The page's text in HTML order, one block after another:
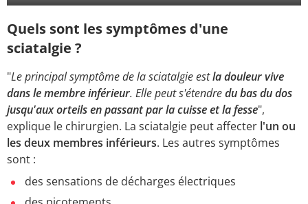
Quels sont les symptômes d'une
sciatalgie ?
"Le principal symptôme de la sciatalgie estla douleur vive
dans le membre inférieur. Elle peut s'étendredu bas du dos
jusqu'aux orteils en passant par la cuisse et la fesse",
explique le chirurgien. La sciatalgie peut affecter l'un ou
les deux membres inférieurs. Les autres symptômes
sont :
des sensations de décharges électriques